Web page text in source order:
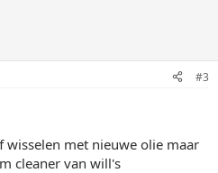
#3
wisselen met nieuwe olie maar
cleaner van will's